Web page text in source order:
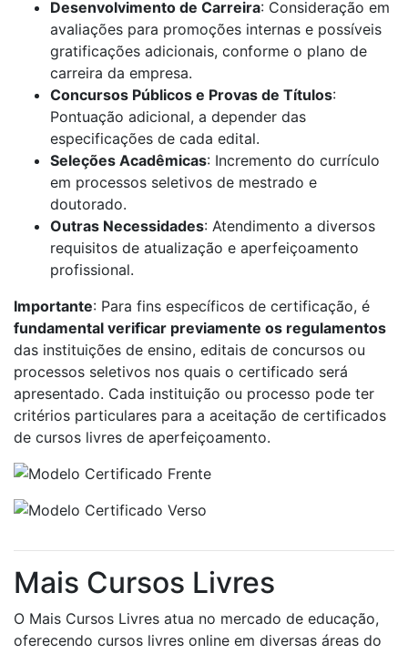
Desenvolvimento de Carreira: Consideração em
avaliações para promoções internas e possíveis
gratificações adicionais, conforme o plano de
carreira da empresa.
Concursos Públicos e Provas de Títulos:
Pontuação adicional, a depender das
especificações de cada edital.
Seleções Acadêmicas: Incremento do currículo
em processos seletivos de mestrado e
doutorado.
Outras Necessidades: Atendimento a diversos
requisitos de atualização e aperfeiçoamento
profissional.
Importante: Para fins específicos de certificação, é
fundamental verificar previamente os regulamentos
das instituições de ensino, editais de concursos ou
processos seletivos nos quais o certificado será
apresentado. Cada instituição ou processo pode ter
critérios particulares para a aceitação de certificados
de cursos livres de aperfeiçoamento.
Mais Cursos Livres
O Mais Cursos Livres atua no mercado de educação,
oferecendo cursos livres online em diversas áreas do